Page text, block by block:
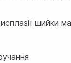
шийки